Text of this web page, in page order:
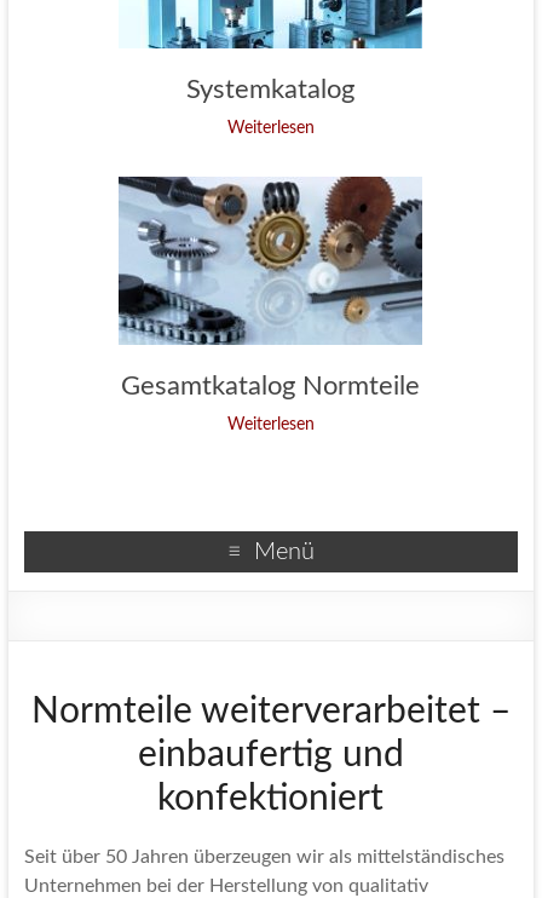
Systemkatalog
Weiterlesen
Gesamtkatalog Normteile
Weiterlesen
Menü
Normteile weiterverarbeitet –
einbaufertig und
konfektioniert
Seit über 50 Jahren überzeugen wir als mittelständisches
Unternehmen bei der Herstellung von qualitativ